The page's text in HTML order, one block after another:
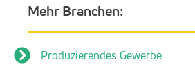
Mehr Branchen:
Produzierendes Gewerbe